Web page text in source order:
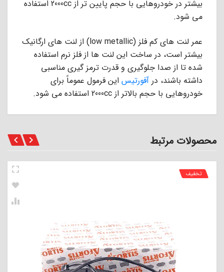
ﺑﯿﺸﺘﺮ در ﺧﻮدروﻫﺎﯾﻰ ﺑﺎ ﺣﺠﻢ ﭘﺎﯾﯿﻦ ﺗﺮ از 2000cc اﺳﺘﻔﺎده
ﻣﻰ ﺷﻮد.
عمر ﻟﻨﺖ ﻫﺎى ﮐﻢ ﻓﻠﺰ (low metallic) از ﻟﻨﺖ ﻫﺎى ارﮔﺎﻧﯿﮏ
ﺑﯿﺸﺘﺮ اﺳﺖ، در ﺳﺎﺧﺖ اﯾﻦ ﻟﻨﺖ ﻫﺎ از ﻓﻠﺰ ﻧﺮم اﺳﺘﻔﺎده
ﺷﺪه ﺗﺎ از ﺻﺪا ﺟﻠﻮﮔﯿﺮى و ﻗﺪرت ﺗﺮﻣﺰ ﮔﯿﺮى ﻣﻨﺎﺳﺒﻰ
داﺷﺘﻪ ﺑﺎﺷﻨﺪ، در آﻓﻮرﺗﯿﺲ اﯾﻦ ﻓﺮﻣﻮل ﻋﻤﻮﻣﺎً ﺑﺮاى
ﺧﻮدروﻫﺎﯾﻰ ﺑﺎ ﺣﺠﻢ ﺑﺎﻻﺗﺮ از 2000cc اﺳﺘﻔﺎده ﻣﻰ ﺷﻮد.
محصولات مرتبط
تخفیف